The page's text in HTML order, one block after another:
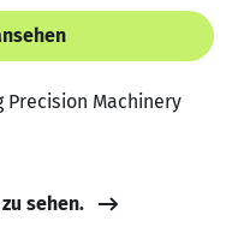
Machinery
sehen.